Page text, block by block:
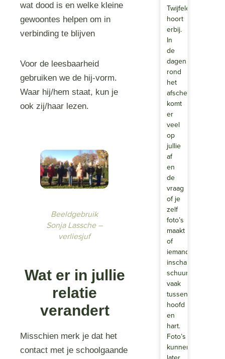
wat dood is en welke kleine
gewoontes helpen om in
verbinding te blijven
Voor de leesbaarheid
gebruiken we de hij‑vorm.
Waar hij/hem staat, kun je
ook zij/haar lezen.
Beeldgebruik
Sonja Lassche –
verliesjuf
Wat er in jullie
relatie
verandert
Misschien merk je dat het
contact met je schoolgaande
Twijfelen
hoort
erbij.
In
de
dagen
rond
het
afscheid
komt
er
veel
op
jullie
af
en
de
vraag
of je
zelf
foto’s
maakt
of
iemand
inschakelt,
schuurt
vaak
tussen
hoofd
en
hart.
Foto’s
kunnen